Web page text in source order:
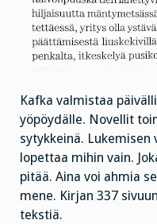
Kafka valmistaa
yöpöydälle. Novellit
sytykkeinä.
lopettaa mihin vain.
pitää. Aina voi ahmia
mene. Kirjan 337
tekstiä.